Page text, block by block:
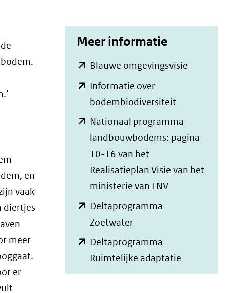
en
vaak
diertjes
meer
er
Meer informatie
Blauwe omgevingsvisie
Informatie over
bodembiodiversiteit
in
nieuw
(verwijst
Nationaal programma
landbouwbodems: pagina
10-16 van het
Realisatieplan Visie van het
ministerie van LNV(opent
Deltaprogramma
Zoetwater(opent
in
nieuw
Deltaprogramma
Ruimtelijke adaptatie
in